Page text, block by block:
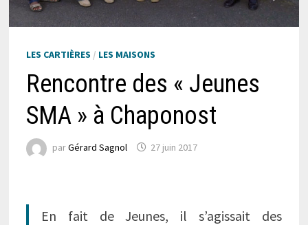
LES CARTIÈRES / LES MAISONS
Rencontre des « Jeunes
SMA » à Chaponost
parGérard Sagnol 27 juin 2017
En fait de Jeunes, il s’agissait des